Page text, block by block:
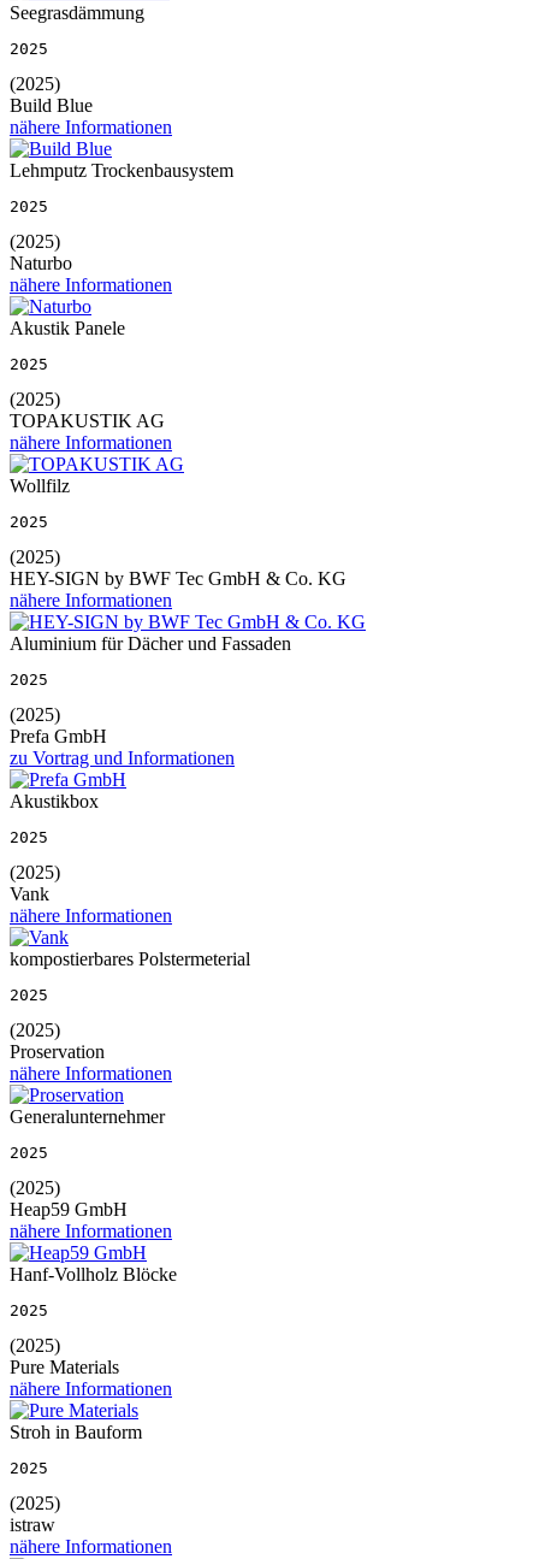
Seegrasdämmung
2025
(2025)
Build Blue
nähere Informationen
Lehmputz Trockenbausystem
2025
(2025)
Naturbo
nähere Informationen
Akustik Panele
2025
(2025)
TOPAKUSTIK AG
nähere Informationen
Wollfilz
2025
(2025)
HEY-SIGN by BWF Tec GmbH & Co. KG
nähere Informationen
Aluminium für Dächer und Fassaden
2025
(2025)
Prefa GmbH
zu Vortrag und Informationen
Akustikbox
2025
(2025)
Vank
nähere Informationen
kompostierbares Polstermeterial
2025
(2025)
Proservation
nähere Informationen
Generalunternehmer
2025
(2025)
Heap59 GmbH
nähere Informationen
Hanf-Vollholz Blöcke
2025
(2025)
Pure Materials
nähere Informationen
Stroh in Bauform
2025
(2025)
istraw
nähere Informationen